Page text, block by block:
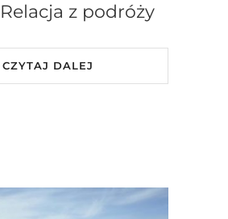
z podróży
CZYTAJ DALEJ